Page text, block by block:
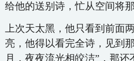
给他的送别诗，忙从空间将
上次天太黑，他只看到前面
亮，他得以看完全诗，见到
月，夜夜流光相皎洁”，那